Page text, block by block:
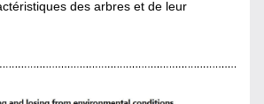
des arbres et de leur